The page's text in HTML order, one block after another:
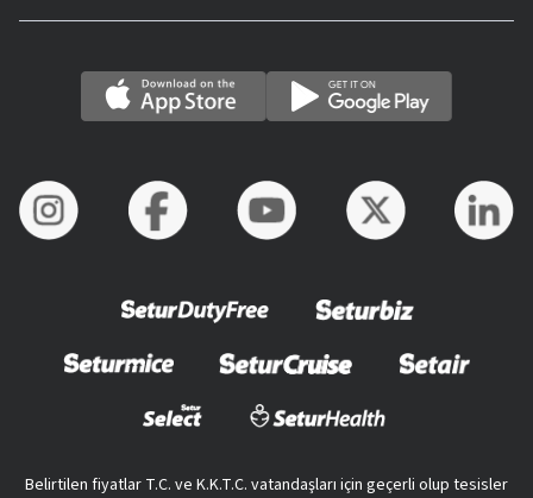
Belirtilen fiyatlar T.C. ve K.K.T.C. vatandaşları için geçerli olup tesisler